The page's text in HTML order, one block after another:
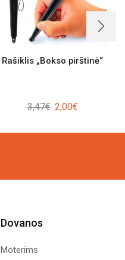
Rašiklis „Bokso pirštinė“
3,47€ Original
was:
2,00€Current
is:
Dovanos
Moterims